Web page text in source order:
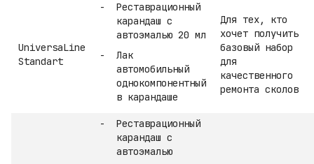
UniversaLine
Standart
Реставрационный
карандаш с
автоэмалью 20 мл
Лак
автомобильный
однокомпонентный
в карандаше
Для тех, кто
хочет получить
базовый набор
для
качественного
ремонта сколов
Реставрационный
карандаш с
автоэмалью